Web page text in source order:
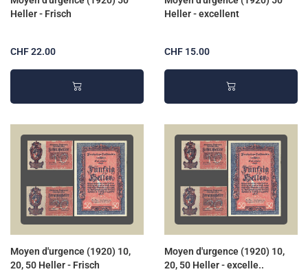
Heller - Frisch
CHF 22.00
Heller - excellent
CHF 15.00
Moyen d'urgence (1920) 10,
20, 50 Heller - Frisch
Moyen d'urgence (1920) 10,
20, 50 Heller - excelle..